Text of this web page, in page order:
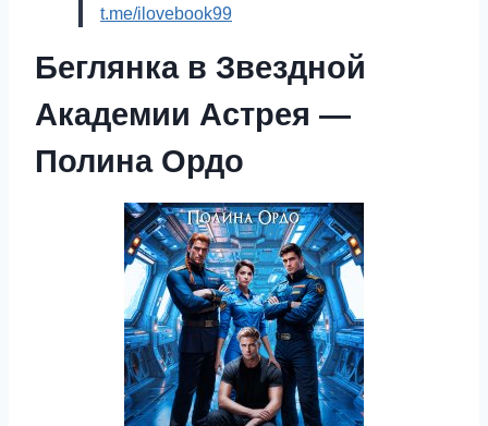
t.me/ilovebook99
Беглянка в Звездной
Академии Астрея —
Полина Ордо